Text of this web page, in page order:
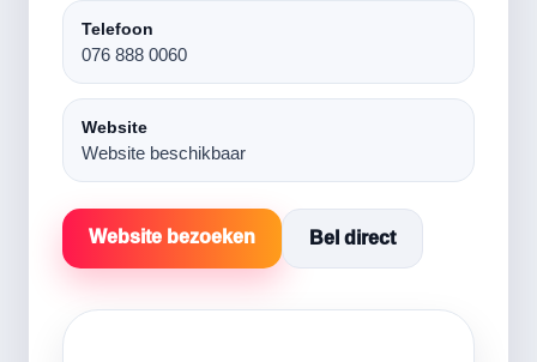
Telefoon
076 888 0060
Website
Website beschikbaar
Website bezoeken Bel direct